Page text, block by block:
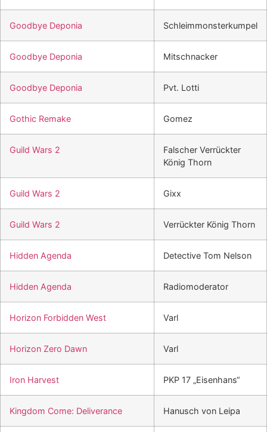
Goodbye Deponia Schleimmonsterkumpel
Goodbye Deponia Mitschnacker
Goodbye Deponia Pvt. Lotti
Gothic Remake Gomez
Guild Wars 2
Falscher Verrückter
König Thorn
Guild Wars 2 Gixx
Guild Wars 2 Verrückter König Thorn
Hidden Agenda Detective Tom Nelson
Hidden Agenda Radiomoderator
Horizon Forbidden West Varl
Horizon Zero Dawn Varl
Iron Harvest PKP 17 „Eisenhans“
Kingdom Come: Deliverance Hanusch von Leipa